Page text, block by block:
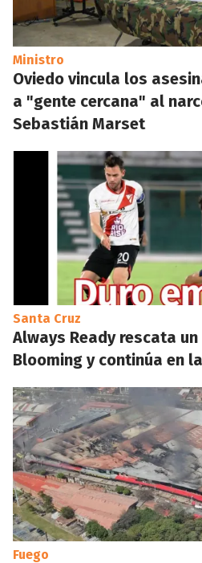
Ministro
Oviedo vincula los
a "gente cercana" al
Sebastián Marset
Santa Cruz
Always Ready rescata
Blooming y continúa en
Fuego